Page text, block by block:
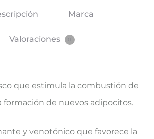
Marca
Valoraciones
que estimula la combustión de
formación de nuevos adipocitos.
y venotónico que favorece la